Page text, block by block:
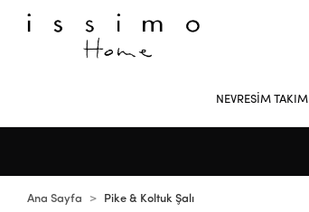
NEVRESİM TAKIMI
Ana Sayfa Pike & Koltuk Şalı